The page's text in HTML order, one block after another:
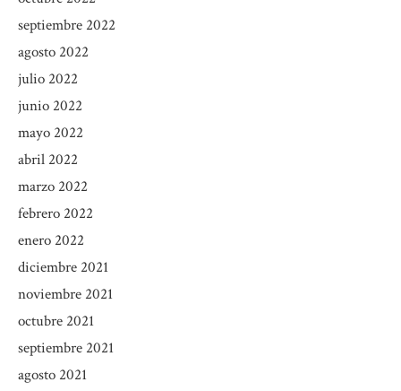
septiembre 2022
agosto 2022
julio 2022
junio 2022
mayo 2022
abril 2022
marzo 2022
febrero 2022
enero 2022
diciembre 2021
noviembre 2021
octubre 2021
septiembre 2021
agosto 2021